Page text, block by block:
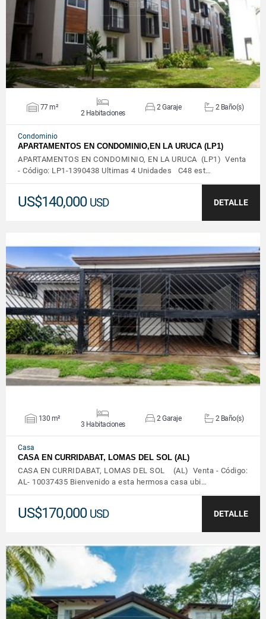
VER DETALLES
77 m²
2 Habitaciones
2 Garaje 2 Baño(s)
Condominio
APARTAMENTOS EN CONDOMINIO,EN LA URUCA (LP1)
APARTAMENTOS EN CONDOMINIO, EN LA URUCA (LP1) Venta
- Código: LP1-1390438 Ultimas 4 Unidades C48 est…
US$140,000 USD DETALLE
VER DETALLES
130 m²
3 Habitaciones
2 Garaje 2 Baño(s)
Casa
CASA EN CURRIDABAT, LOMAS DEL SOL (AL)
CASA EN CURRIDABAT, LOMAS DEL SOL (AL) Venta - Código:
AL- 10037435 Bienvenido a esta hermosa casa ubi…
US$170,000 USD DETALLE